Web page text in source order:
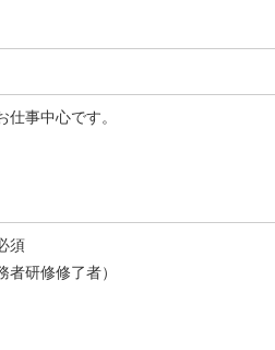
事中心です。
須
者研修修了者）